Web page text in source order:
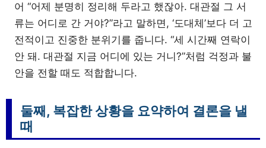
어 “어제 분명히 정리해 두라고 했잖아. 대관절 그 서
류는 어디로 간 거야?”라고 말하면, ‘도대체’보다 더 고
전적이고 진중한 분위기를 줍니다. “세 시간째 연락이
안 돼. 대관절 지금 어디에 있는 거니?”처럼 걱정과 불
안을 전할 때도 적합합니다.
둘째, 복잡한 상황을 요약하여 결론을 낼
때